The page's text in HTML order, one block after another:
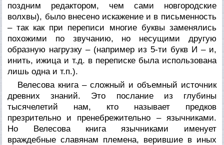
поздним редактором, чем сами новгородские
волхвы), было внесено искажение и в письменность
– так как при переписи многие буквы заменялись
похожими по звучанию, но несущими другую
образную нагрузку – (например из 5-ти букв И – и,
инить, ижица и т.д. в переписке была использована
лишь одна и т.п.).
Велесова книга – сложный и объемный источник
древних знаний. Это послание из глубины
тысячелетий нам, кто называет предков
презрительно и пренебрежительно – язычниками.
Но Велесова книга язычниками именует
враждебные славянам племена, верившие в иных